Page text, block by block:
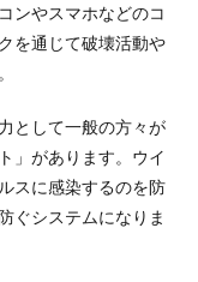
ンやスマホなどのコ
を通じて破壊活動や
として一般の方々が
」があります。ウイ
スに感染するのを防
ぐシステムになりま